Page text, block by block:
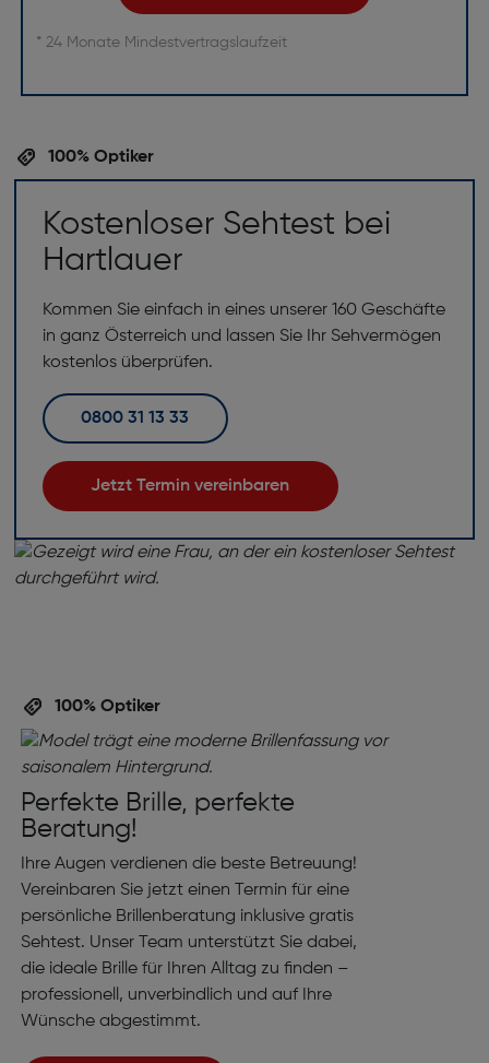
* 24 Monate Mindestvertragslaufzeit
100% Optiker
Kostenloser Sehtest bei
Hartlauer
Kommen Sie einfach in eines unserer 160 Geschäfte
in ganz Österreich und lassen Sie Ihr Sehvermögen
kostenlos überprüfen.
0800 31 13 33
Jetzt Termin vereinbaren
100% Optiker
Perfekte Brille, perfekte
Beratung!
Ihre Augen verdienen die beste Betreuung!
Vereinbaren Sie jetzt einen Termin für eine
persönliche Brillenberatung inklusive gratis
Sehtest. Unser Team unterstützt Sie dabei,
die ideale Brille für Ihren Alltag zu finden –
professionell, unverbindlich und auf Ihre
Wünsche abgestimmt.